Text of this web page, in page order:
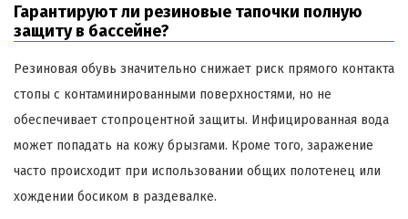
Гарантируют ли резиновые тапочки полную
защиту в бассейне?
Резиновая обувь значительно снижает риск прямого контакта
стопы с контаминированными поверхностями, но не
обеспечивает стопроцентной защиты. Инфицированная вода
может попадать на кожу брызгами. Кроме того, заражение
часто происходит при использовании общих полотенец или
хождении босиком в раздевалке.